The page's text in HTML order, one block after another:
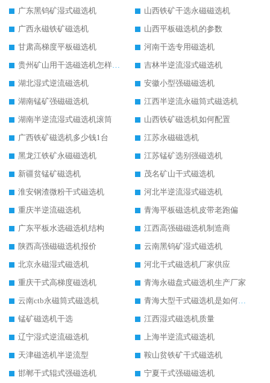
广东黑钨矿湿式磁选机
山西铁矿干选永磁磁选机
广西永磁铁矿磁选机
山西平板磁选机的参数
甘肃高梯度平板磁选机
河南干选专用磁选机
贵州矿山用干选磁选机怎样调磁
吉林半逆流湿式磁选机
湖北湿式逆流磁选机
安徽小型强磁磁选机
湖南锰矿强磁磁选机
江西半逆流永磁筒式磁选机
湖南半逆流湿式磁选机滚筒
山西铁矿磁选机如何配置
广西铁矿磁选机多少钱1台
江苏永磁磁选机
黑龙江铁矿永磁磁选机
江苏锰矿选别强磁选机
新疆贫锰矿磁选机
茂名矿山干式磁选机
淮安钢渣微粉干式磁选机
河北半逆流湿式磁选机
重庆半逆流磁选机
青海平板磁选机皮带老跑偏
广东平板水选磁选机结构
江西高强磁磁选机制造商
陕西高强磁磁选机报价
云南黑钨矿湿式磁选机
北京永磁湿式磁选机
河北干式磁选机厂家供应
重庆干式高梯度磁选机
青海永磁盘式磁选机生产厂家
云南ctb永磁筒式磁选机
青海大型干式磁选机是如何选矿的
锰矿磁选机干选
江西湿式磁选机质量
辽宁湿式逆流磁选机
上海半逆流式磁选机
天津磁选机半逆流型
鞍山贫铁矿干式磁选机
邯郸干式辊式强磁选机
宁夏干式强磁磁选机